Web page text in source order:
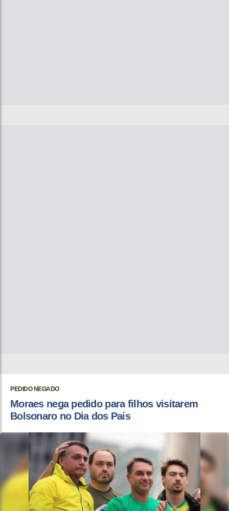
PEDIDO NEGADO
Moraes nega pedido para filhos visitarem
Bolsonaro no Dia dos Pais